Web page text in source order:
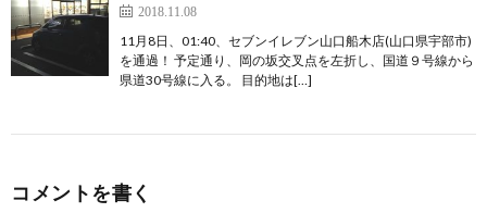
2018.11.08
11月8日、01:40、セブンイレブン山口船木店(山口県宇部市)
を通過！ 予定通り、岡の坂交叉点を左折し、国道９号線から
県道30号線に入る。 目的地は[…]
コメントを書く